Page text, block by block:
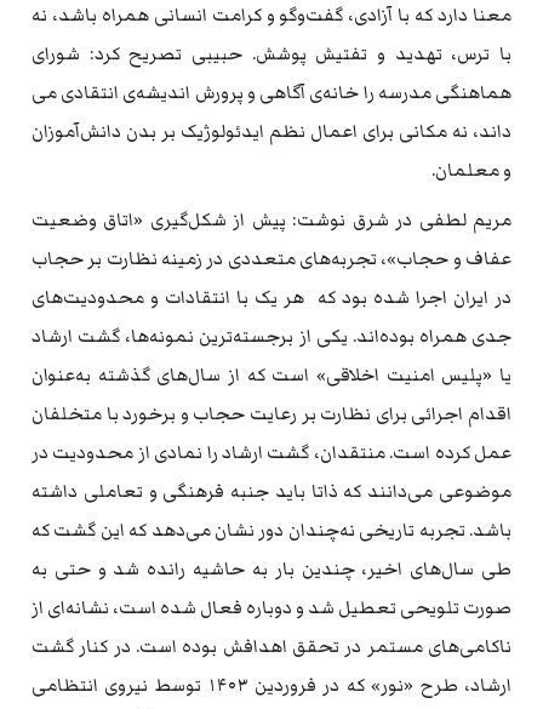
معنا دارد که با آزادی، گفت‌وگو و کرامت انسانی همراه باشد، نه
با ترس، تهدید و تفتیش پوشش. حبیبی تصریح کرد: شورای
هماهنگی مدرسه را خانه‌ی آگاهی و پرورش اندیشه‌ی انتقادی می
داند، نه مکانی برای اعمال نظم ایدئولوژیک بر بدن دانش‌آموزان
و معلمان.
مریم لطفی در شرق نوشت: پیش از شکل‌گیری «اتاق وضعیت
عفاف و حجاب»، تجربه‌های متعددی در زمینه نظارت بر حجاب
در ایران اجرا شده بود که هر یک با انتقادات و محدودیت‌های
جدی همراه بوده‌اند. یکی از برجسته‌ترین نمونه‌ها، گشت ارشاد
یا «پلیس امنیت اخلاقی» است که از سال‌های گذشته به‌عنوان
اقدام اجرائی برای نظارت بر رعایت حجاب و برخورد با متخلفان
عمل کرده است. منتقدان، گشت ارشاد را نمادی از محدودیت در
موضوعی می‌دانند که ذاتا باید جنبه فرهنگی و تعاملی داشته
باشد. تجربه تاریخی نه‌چندان دور نشان می‌دهد که این گشت که
طی سال‌های اخیر، چندین بار به حاشیه رانده شد و حتی به
صورت تلویحی تعطیل شد و دوباره فعال شده است، نشانه‌ای از
ناکامی‌های مستمر در تحقق اهدافش بوده است. در کنار گشت
ارشاد، طرح «نور» که در فروردین ۱۴۰۳ توسط نیروی انتظامی